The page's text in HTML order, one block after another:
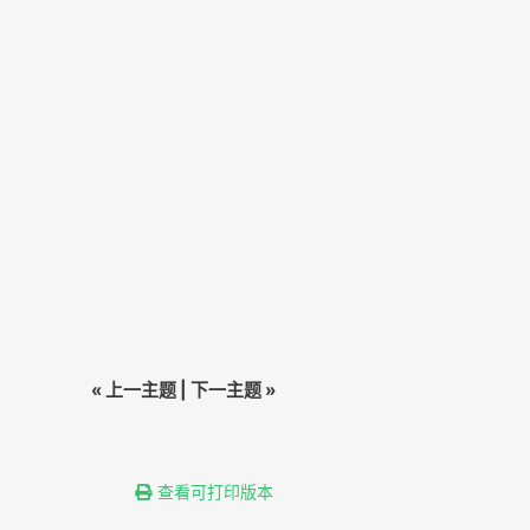
« 上一主题| 下一主题»
查看可打印版本